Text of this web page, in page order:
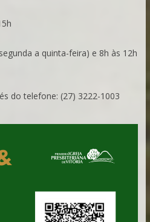
a quinta-feira) e 8h às 12h
do telefone: (27) 3222-1003